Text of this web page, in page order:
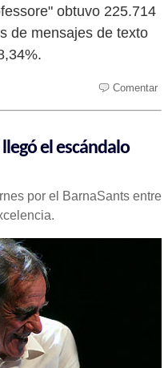
obtuvo 225.714
de mensajes de texto
Comentar
el escándalo
por el BarnaSants entre